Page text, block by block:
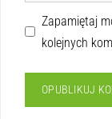
Zapamiętaj
kolejnych